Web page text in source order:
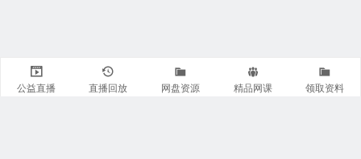
公益直播 直播回放 网盘资源 精品网课 领取资料